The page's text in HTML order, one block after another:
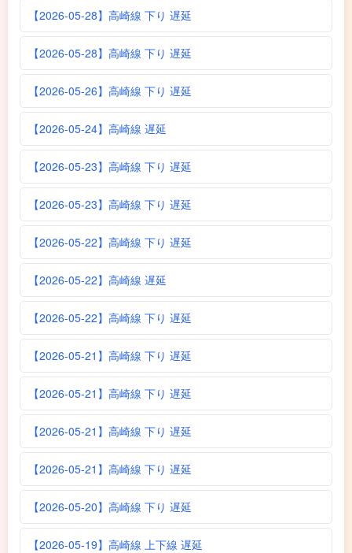
【2026-05-28】高崎線 下り 遅延
【2026-05-28】高崎線 下り 遅延
【2026-05-26】高崎線 下り 遅延
【2026-05-24】高崎線 遅延
【2026-05-23】高崎線 下り 遅延
【2026-05-23】高崎線 下り 遅延
【2026-05-22】高崎線 下り 遅延
【2026-05-22】高崎線 遅延
【2026-05-22】高崎線 下り 遅延
【2026-05-21】高崎線 下り 遅延
【2026-05-21】高崎線 下り 遅延
【2026-05-21】高崎線 下り 遅延
【2026-05-21】高崎線 下り 遅延
【2026-05-20】高崎線 下り 遅延
【2026-05-19】高崎線 上下線 遅延